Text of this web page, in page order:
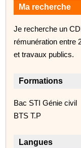
Ma recherche
Je recherche un
rémunération entre
et travaux publics.
Formations
Bac STI Génie civil
BTS T.P
Langues